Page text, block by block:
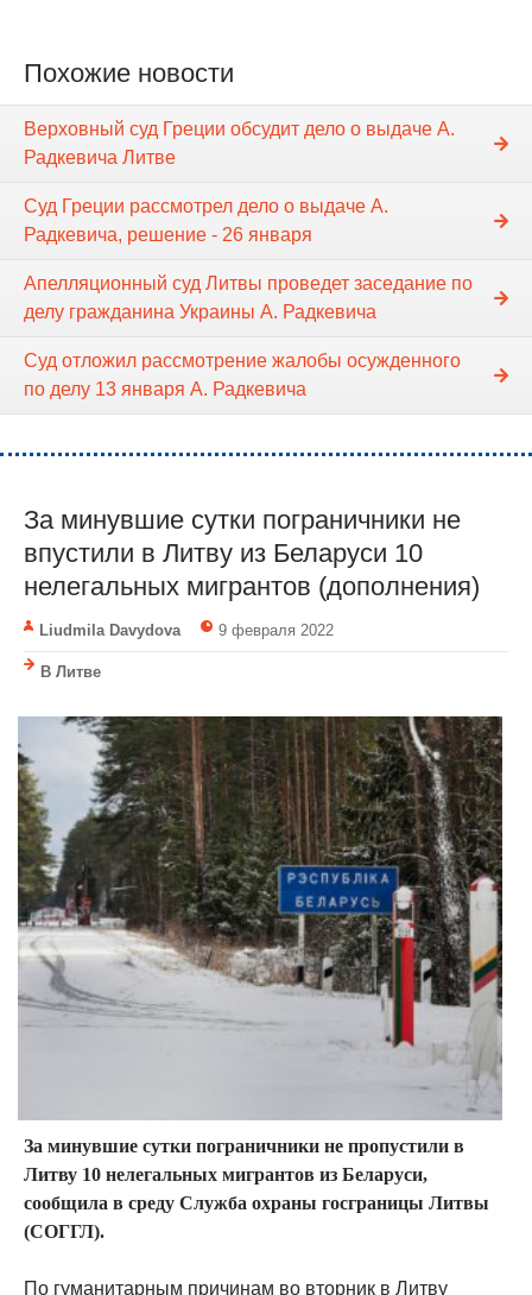
Похожие новости
Верховный суд Греции обсудит дело о выдаче А.
Радкевича Литве
Суд Греции рассмотрел дело о выдаче А.
Радкевича, решение - 26 января
Апелляционный суд Литвы проведет заседание по
делу гражданина Украины А. Радкевича
Суд отложил рассмотрение жалобы осужденного
по делу 13 января А. Радкевича
За минувшие сутки пограничники не
впустили в Литву из Беларуси 10
нелегальных мигрантов (дополнения)
Liudmila Davydova 9 февраля 2022
В Литве
За минувшие сутки пограничники не пропустили в
Литву 10 нелегальных мигрантов из Беларуси,
сообщила в среду Служба охраны госграницы Литвы
(СОГГЛ).
По гуманитарным причинам во вторник в Литву